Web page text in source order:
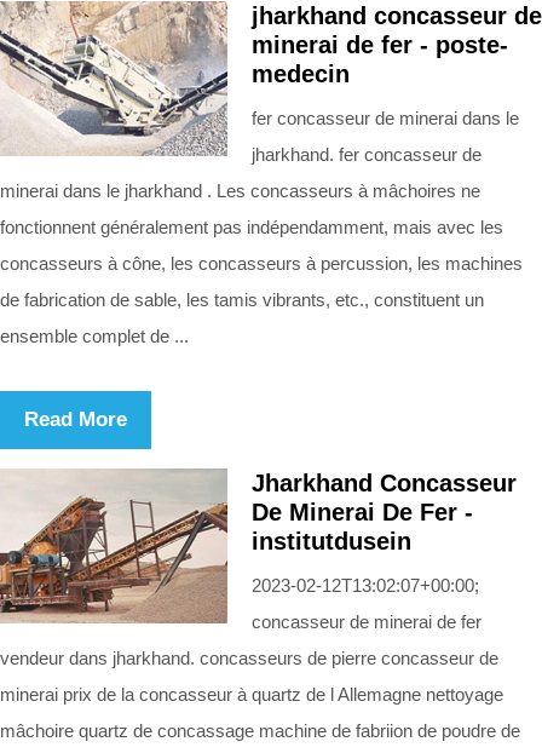
jharkhand concasseur de
minerai de fer - poste-
medecin
fer concasseur de minerai dans le
jharkhand. fer concasseur de
minerai dans le jharkhand . Les concasseurs à mâchoires ne
fonctionnent généralement pas indépendamment, mais avec les
concasseurs à cône, les concasseurs à percussion, les machines
de fabrication de sable, les tamis vibrants, etc., constituent un
ensemble complet de ...
Read More
Jharkhand Concasseur
De Minerai De Fer -
institutdusein
2023-02-12T13:02:07+00:00;
concasseur de minerai de fer
vendeur dans jharkhand. concasseurs de pierre concasseur de
minerai prix de la concasseur à quartz de l Allemagne nettoyage
mâchoire quartz de concassage machine de fabriion de poudre de